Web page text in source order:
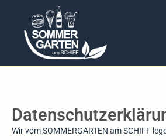
Wir vom SOMMERGARTEN am SCHIFF